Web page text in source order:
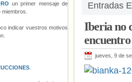
Entradas
Iberia no
jueves, 9 de
un primer mensaje de
indicar vuestros motivos